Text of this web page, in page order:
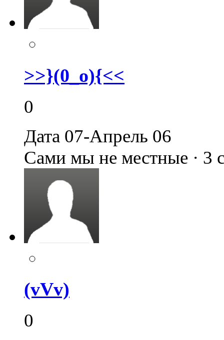
>>}(0_o){<<
0
Дата 07-Апрель 06
Сами мы не местные · 3
(vVv)
0